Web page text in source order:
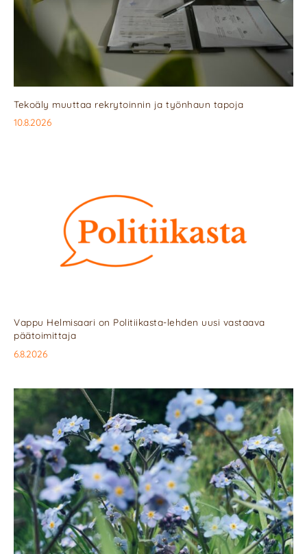
Tekoäly muuttaa rekrytoinnin ja työnhaun tapoja
10.8.2026
Vappu Helmisaari on Politiikasta-lehden uusi vastaava
päätoimittaja
6.8.2026